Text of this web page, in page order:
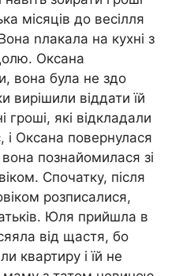
місяців до весілля
nлакала на кухні з
Оксана
вона була не здо
вирішили віддати їй
гроші, які відкладали
і Оксана повернулася
познайомилася зі
Спочатку, після
розписалися,
Юля прийшла в
від щастя, бо
квартиру і їй не